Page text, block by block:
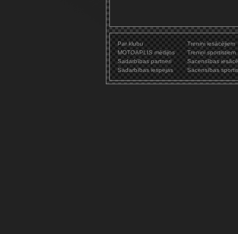
Par klubu
MOTOAPLIS mēdijos
Sadarbības partneri
Sadarbības iespejas
Treniņi iesācējiem
Treniņi sportistiem
Sacensības
Sacensības